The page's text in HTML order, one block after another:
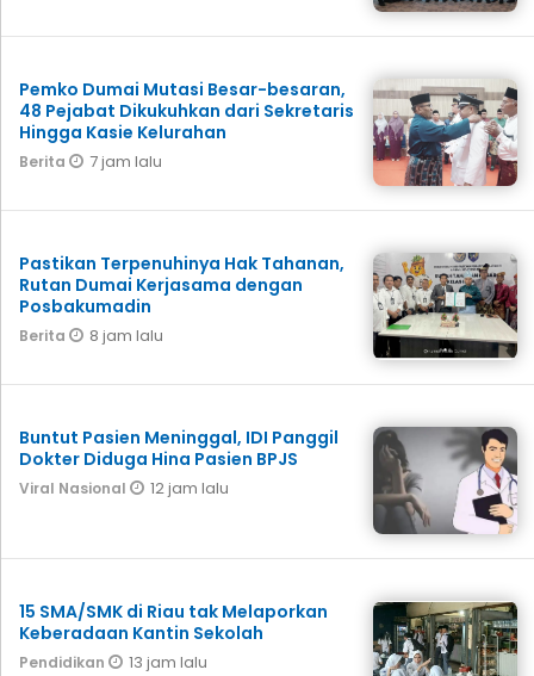
Pemko Dumai Mutasi Besar-besaran,
48 Pejabat Dikukuhkan dari Sekretaris
Hingga Kasie Kelurahan
Berita 7 jam lalu
Pastikan Terpenuhinya Hak Tahanan,
Rutan Dumai Kerjasama dengan
Posbakumadin
Berita 8 jam lalu
Buntut Pasien Meninggal, IDI Panggil
Dokter Diduga Hina Pasien BPJS
Viral Nasional 12 jam lalu
15 SMA/SMK di Riau tak Melaporkan
Keberadaan Kantin Sekolah
Pendidikan 13 jam lalu